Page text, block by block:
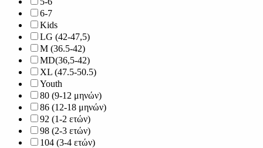
6-7
Kids
LG (42-47,5)
M (36.5-42)
MD(36,5-42)
XL (47.5-50.5)
Youth
80 (9-12 μηνών)
86 (12-18 μηνών)
92 (1-2 ετών)
98 (2-3 ετών)
104 (3-4 ετών)